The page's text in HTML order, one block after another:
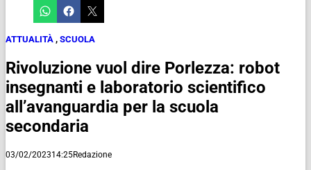
ATTUALITÀ , SCUOLA
Rivoluzione vuol dire Porlezza: robot
insegnanti e laboratorio scientifico
all’avanguardia per la scuola
secondaria
03/02/202314:25Redazione